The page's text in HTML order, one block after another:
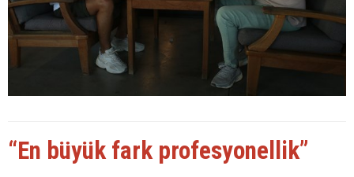
“En büyük fark profesyonellik”